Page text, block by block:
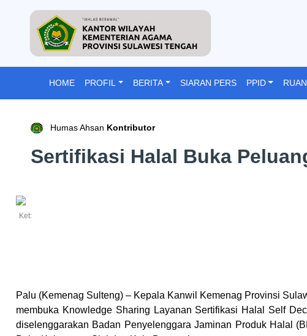
HOME PROFIL BERITA SIARAN PERS PPID
Humas Ahsan Kontributor
Sertifikasi Halal Buka
Ket:
Palu (Kemenag Sulteng) – Kepala Kanwil Kemenag Provinsi
membuka Knowledge Sharing Layanan Sertifikasi Halal Self
diselenggarakan Badan Penyelenggara Jaminan Produk Halal